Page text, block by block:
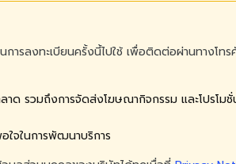
การลงทะเบียนครั้งนี้ไปใช้ เพื่อติดต่อผ่านทางโ
ด รวมถึงการจัดส่งโฆษณากิจกรรม และโปรโม
ใจในการพัฒนาบริการ